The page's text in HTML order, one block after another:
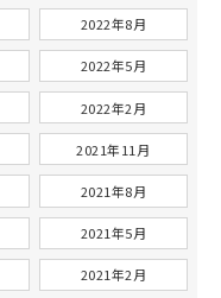
2022年8月
2022年5月
2022年2月
2021年11月
2021年8月
2021年5月
2021年2月